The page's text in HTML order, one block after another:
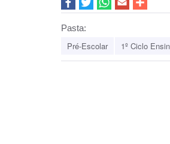
Pasta:
Pré-Escolar 1º Ciclo